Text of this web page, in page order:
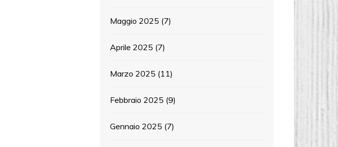
Maggio 2025 (7)
Aprile 2025 (7)
Marzo 2025 (11)
Febbraio 2025 (9)
Gennaio 2025 (7)